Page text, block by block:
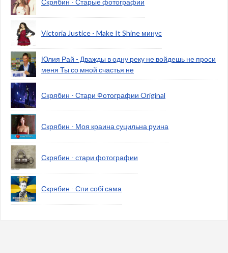
Скрябин - Старые фотографии
Victoria Justice - Make It Shine минус
Юлия Рай - Дважды в одну реку не войдешь не проси
меня Ты со мной счастья не
Скрябин - Стари Фотографии Original
Скрябин - Моя краина суцильна руина
Скрябин - стари фотографии
Скрябин - Спи собi сама